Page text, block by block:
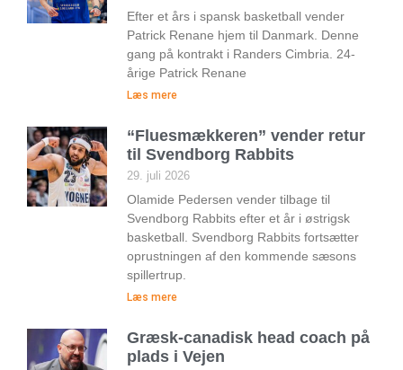
Efter et års i spansk basketball vender
Patrick Renane hjem til Danmark. Denne
gang på kontrakt i Randers Cimbria. 24-
årige Patrick Renane
Læs mere
“Fluesmækkeren” vender retur
til Svendborg Rabbits
29. juli 2026
Olamide Pedersen vender tilbage til
Svendborg Rabbits efter et år i østrigsk
basketball. Svendborg Rabbits fortsætter
oprustningen af den kommende sæsons
spillertrup.
Læs mere
Græsk-canadisk head coach på
plads i Vejen